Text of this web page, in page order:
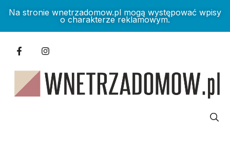
Na stronie wnetrzadomow.pl mogą występować wpisy
o charakterze reklamowym.